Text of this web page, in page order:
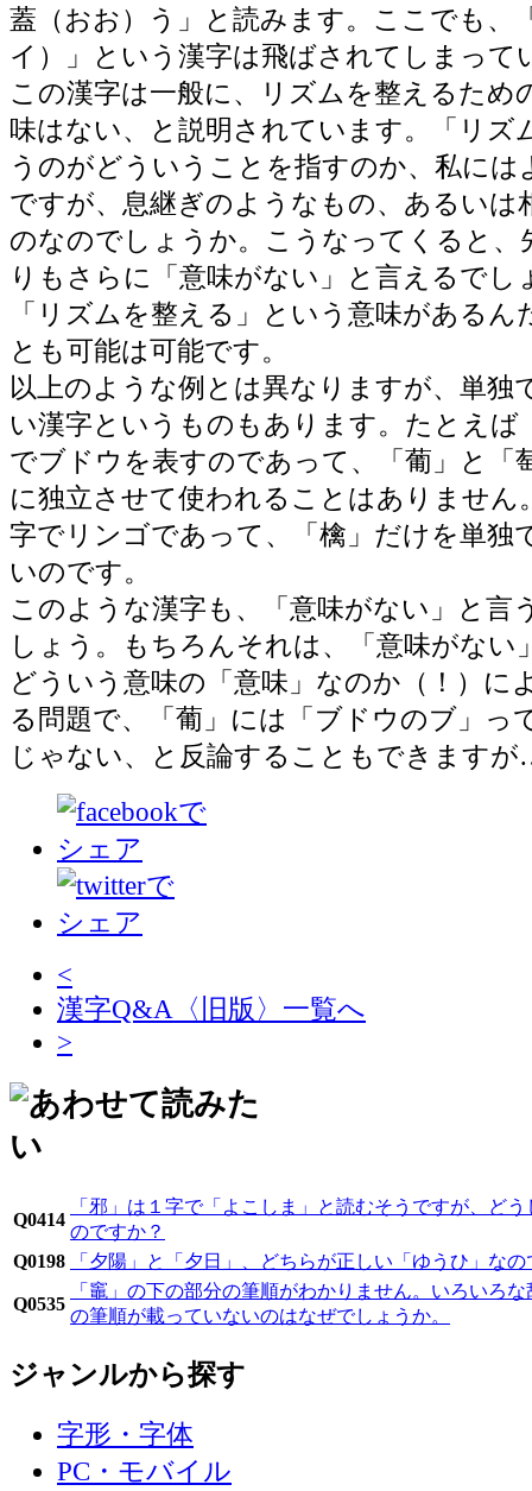
蓋（おお）う」と読みます。ここでも、
イ）」という漢字は飛ばされてしまって
この漢字は一般に、リズムを整えるため
味はない、と説明されています。「リズ
うのがどういうことを指すのか、私には
ですが、息継ぎのようなもの、あるいは
のなのでしょうか。こうなってくると、
りもさらに「意味がない」と言えるでし
「リズムを整える」という意味があるん
とも可能は可能です。
以上のような例とは異なりますが、単独
い漢字というものもあります。たとえば
でブドウを表すのであって、「葡」と「
に独立させて使われることはありません
字でリンゴであって、「檎」だけを単独
いのです。
このような漢字も、「意味がない」と言
しょう。もちろんそれは、「意味がない
どういう意味の「意味」なのか（！）に
る問題で、「葡」には「ブドウのブ」っ
じゃない、と反論することもできます
<
漢字Q&A〈旧版〉一覧へ
>
Q0414
「邪」は１字で「よこしま」と読むそうですが、ど
のですか？
Q0198
「夕陽」と「夕日」、どちらが正しい「ゆうひ」な
Q0535
「竈」の下の部分の筆順がわかりません。いろいろ
の筆順が載っていないのはなぜでしょうか。
ジャンルから探す
字形・字体
PC・モバイル